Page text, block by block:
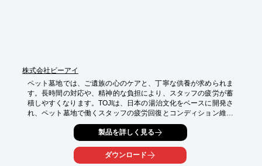
株式会社ビーアイ
ペット墓地では、ご遺族の心のケアと、丁寧な供養が求められま
す。長時間の対応や、精神的な負担により、スタッフの疲労が蓄
積しやすくなります。TOJIは、日本の湯治文化をベースに開発さ
れ、ペット墓地で働くスタッフの疲労回復とコンディション維持
をサポートします。
【活用シーン】
・スタッフの休憩スペース
・情報共有のための会議室
製品を詳しく見る
ダウンロード